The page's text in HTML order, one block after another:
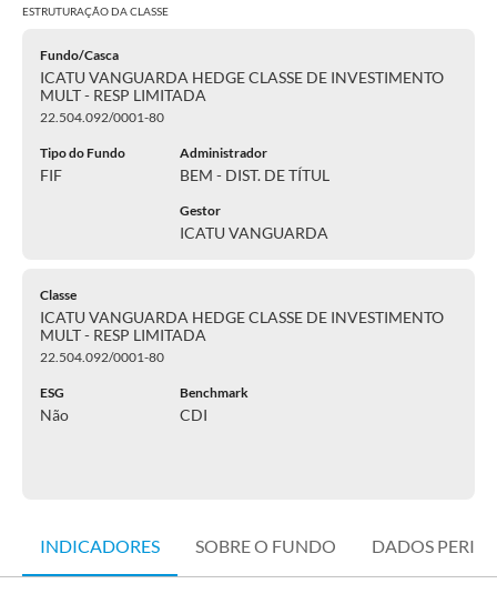
ESTRUTURAÇÃO DACLASSE
Fundo/Casca
ICATU VANGUARDA HEDGE CLASSE DE INVESTIMENTO
MULT - RESP LIMITADA
22.504.092/0001-80
Tipo do Fundo
FIF
Administrador
BEM - DIST. DE TÍTUL
Gestor
ICATU VANGUARDA
Classe
ICATU VANGUARDA HEDGE CLASSE DE INVESTIMENTO
MULT - RESP LIMITADA
22.504.092/0001-80
ESG
Não
Benchmark
CDI
INDICADORES SOBRE O FUNDO DADOS